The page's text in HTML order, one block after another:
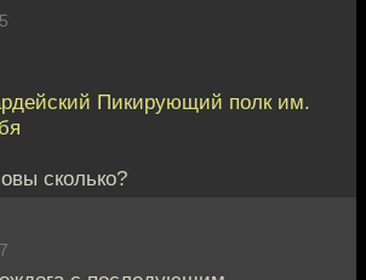
Пикирующий полк им.
сколько?